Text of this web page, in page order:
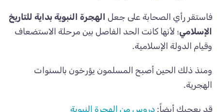
فاستقر رأي الصحابة على جعل الهجرة النبوية بداية للتاريخ
الإسلامي؛ لأنها كانت الحد الفاصل بين مرحلة الاستضعاف
وقيام الدولة الإسلامية.
ومنذ ذلك الحين أصبح المسلمون يؤرخون بالسنوات
الهجرية.
قد يعجبك أيضاً: دروس من الهجرة النبوية